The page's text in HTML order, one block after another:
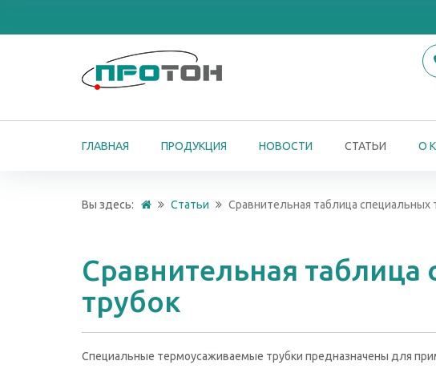
ГЛАВНАЯ ПРОДУКЦИЯ НОВОСТИ СТАТЬИ О
Вы здесь: Статьи Сравнительная таблица
Сравнительная
трубок
Специальные термоусаживаемые трубки предназначены для